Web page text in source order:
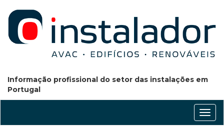
Informação profissional do setor das instalações em
Portugal